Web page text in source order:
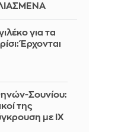
για τα
Έρχονται
Σουνίου:
της
με ΙΧ